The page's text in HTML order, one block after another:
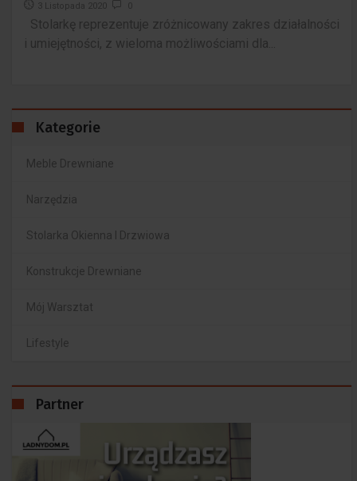
3 Listopada 2020 0
Stolarkę reprezentuje zróżnicowany zakres działalności
i umiejętności, z wieloma możliwościami dla...
Kategorie
Meble Drewniane
Narzędzia
Stolarka Okienna I Drzwiowa
Konstrukcje Drewniane
Mój Warsztat
Lifestyle
Partner